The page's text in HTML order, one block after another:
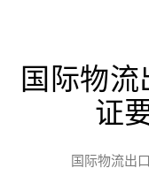
国际物
证
国际物流出